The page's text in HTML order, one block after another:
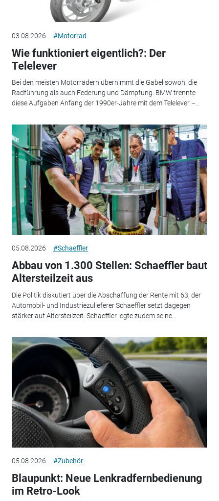
03.08.2026 #Motorrad
Wie funktioniert eigentlich?: Der
Telelever
Bei den meisten Motorrädern übernimmt die Gabel sowohl die
Radführung als auch Federung und Dämpfung. BMW trennte
diese Aufgaben Anfang der 1990er-Jahre mit dem Telelever –...
05.08.2026 #Schaeffler
Abbau von 1.300 Stellen: Schaeffler baut
Altersteilzeit aus
Die Politik diskutiert über die Abschaffung der Rente mit 63, der
Automobil- und Industriezulieferer Schaeffler setzt dagegen
stärker auf Altersteilzeit. Schaeffler legte zudem seine...
05.08.2026 #Zubehör
Blaupunkt: Neue Lenkradfernbedienung
im Retro-Look